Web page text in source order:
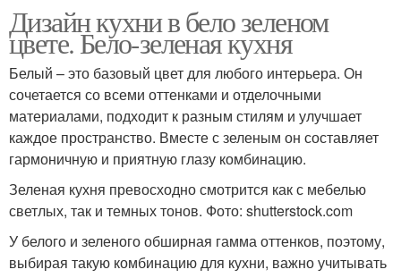
Дизайн кухни в бело зеленом
цвете. Бело-зеленая кухня
Белый – это базовый цвет для любого интерьера. Он
сочетается со всеми оттенками и отделочными
материалами, подходит к разным стилям и улучшает
каждое пространство. Вместе с зеленым он составляет
гармоничную и приятную глазу комбинацию.
Зеленая кухня превосходно смотрится как с мебелью
светлых, так и темных тонов. Фото: shutterstock.com
У белого и зеленого обширная гамма оттенков, поэтому,
выбирая такую комбинацию для кухни, важно учитывать